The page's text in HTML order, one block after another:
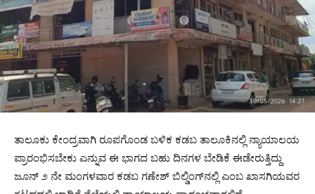
ತಾಲೂಕು ಕೇಂದ್ರವಾಗಿ ರೂಪಗೊಂಡ ಬಳಿಕ ಕಡಬ ತಾಲೂಕಿನಲ್ಲಿ ನ್ಯಾಯಾಲಯ
ಪ್ರಾರಂಭಿಸಬೇಕು ಎನ್ನುವ ಈ ಭಾಗದ ಬಹು ದಿನಗಳ ಬೇಡಿಕೆ ಈಡೇರುತ್ತಿದ್ದು
ಜೂನ್ ೨ ನೇ ಮಂಗಳವಾರ ಕಡಬ ಗಣೇಶ್ ಬಿಲ್ಡಿಂಗ್‌ನಲ್ಲಿ ಎಂಬ ಖಾಸಗಿಯವರ